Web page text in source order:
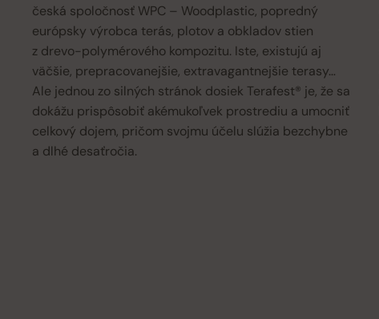
česká spoločnosť WPC – Woodplastic, popredný
európsky výrobca terás, plotov a obkladov stien
z drevo-polymérového kompozitu. Iste, existujú aj
väčšie, prepracovanejšie, extravagantnejšie terasy…
Ale jednou zo silných stránok dosiek Terafest® je, že sa
dokážu prispôsobiť akémukoľvek prostrediu a umocniť
celkový dojem, pričom svojmu účelu slúžia bezchybne
a dlhé desaťročia.